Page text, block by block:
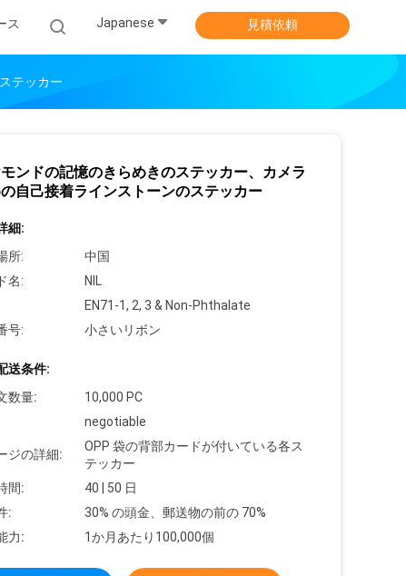
ス Japanese 見積依頼
テッカー
ンドの記憶のきらめきのステッカー、カメラ
自己接着ラインストーンのステッカー
細:
所:
中国
名:
NIL
EN71-1, 2, 3 & Non-Phthalate
号:
小さいリボン
送条件:
数量:
10,000 PC
negotiable
ジの詳細:
OPP 袋の背部カードが付いている各ス
テッカー
間:
40 | 50 日
:
30% の頭金、郵送物の前の 70%
力:
1か月あたり100,000個